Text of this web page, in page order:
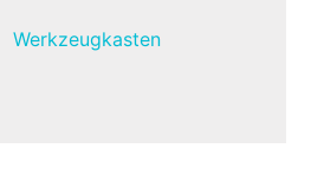
Werkzeugkasten